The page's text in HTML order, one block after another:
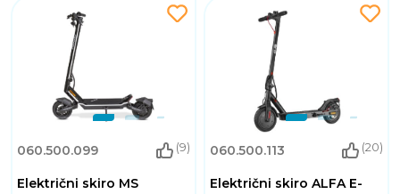
060.500.099 (9)
Električni skiro MS
060.500.113 (20)
Električni skiro ALFA E-